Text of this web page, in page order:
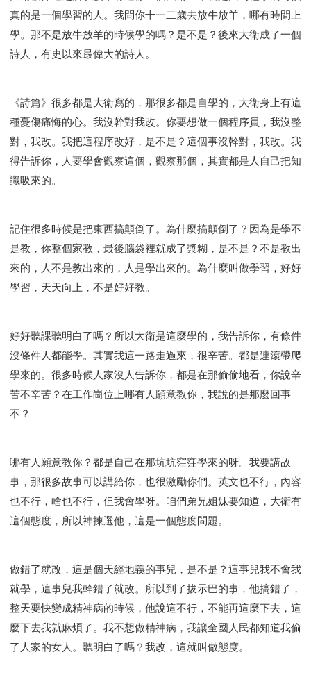
真的是一個學習的人。我問你十一二歲去放牛放羊，哪有時間上
學。那不是放牛放羊的時候學的嗎？是不是？後來大衛成了一個
詩人，有史以來最偉大的詩人。
《詩篇》很多都是大衛寫的，那很多都是自學的，大衛身上有這
種憂傷痛悔的心。我沒幹對我改。你要想做一個程序員，我沒整
對，我改。我把這程序改好，是不是？這個事沒幹對，我改。我
得告訴你，人要學會觀察這個，觀察那個，其實都是人自己把知
識吸來的。
記住很多時候是把東西搞顛倒了。為什麼搞顛倒了？因為是學不
是教，你整個家教，最後腦袋裡就成了漿糊，是不是？不是教出
來的，人不是教出來的，人是學出來的。為什麼叫做學習，好好
學習，天天向上，不是好好教。
好好聽課聽明白了嗎？所以大衛是這麼學的，我告訴你，有條件
沒條件人都能學。其實我這一路走過來，很辛苦。都是連滾帶爬
學來的。很多時候人家沒人告訴你，都是在那偷偷地看，你說辛
苦不辛苦？在工作崗位上哪有人願意教你，我說的是那麼回事
不？
哪有人願意教你？都是自己在那坑坑窪窪學來的呀。我要講故
事，那很多故事可以講給你，也很激勵你們。英文也不行，內容
也不行，啥也不行，但我會學呀。咱們弟兄姐妹要知道，大衛有
這個態度，所以神揀選他，這是一個態度問題。
做錯了就改，這是個天經地義的事兒，是不是？這事兒我不會我
就學，這事兒我幹錯了就改。所以到了拔示巴的事，他搞錯了，
整天要快變成精神病的時候，他說這不行，不能再這麼下去，這
麼下去我就麻煩了。我不想做精神病，我讓全國人民都知道我偷
了人家的女人。聽明白了嗎？我改，這就叫做態度。